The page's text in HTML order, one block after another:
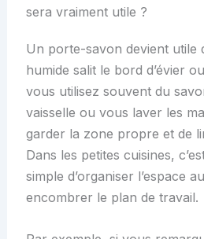
sera vraiment utile ?
Un porte-savon devient utile
humide salit le bord d’évier
vous utilisez souvent du
vaisselle ou vous laver les
garder la zone propre et de
Dans les petites cuisines,
simple d’organiser l’espace
encombrer le plan de travail.